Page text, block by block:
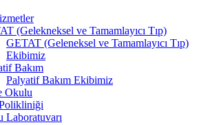
(Gelekneksel ve Tamamlayıcı Tıp)
GETAT (Geleneksel ve Tamamlayıcı Tıp)
Ekibimiz
Bakım
Palyatif Bakım Ekibimiz
Okulu
Laboratuvarı